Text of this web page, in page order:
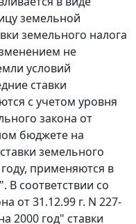
земельной
земельного налога
не
условий
ставки
с учетом уровня
закона от
бюджете на
земельного
применяются в
В соответствии со
от 31.12.99 г. N 227-
2000 год" ставки